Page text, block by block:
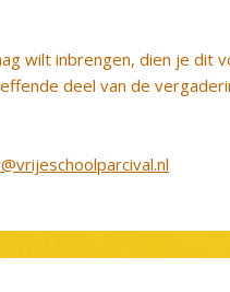
wilt inbrengen, dien je dit
deel van de